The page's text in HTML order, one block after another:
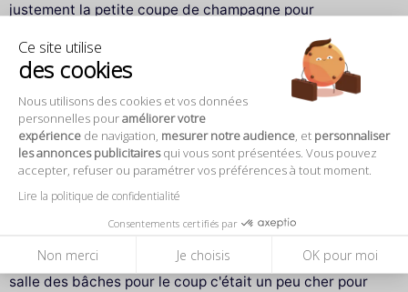
Ce site utilise
des cookies
Nous utilisons des cookies et vos données
personnelles pouraméliorer votre
expérience de navigation, mesurer notre audience , et personnaliser
les annonces publicitairesqui vous sont présentées. Vous pouvez
accepter, refuser ou paramétrer vos préférences à tout moment.
Lire la politique de confidentialité
Consentements certifiés par
Non merci Je choisis OK pour moi
justement la petite coupe de champagne pour
finir. La danseuse de cancan ne s 'est pas ménagé
entre les tables chaleureuses de la salle et celles moins
bien configurées pour l'exercice de la zone bâchée,
pareil pour la chanteuse qui a fait très bien son
maximum dans les mêmes conditions, le pianiste prévu
n'était pas visible depuis la tente (j'exagère un peu) et
pour le DJ et danse, là depuis les bâches on n'étaient
plus dans le coup. Enfin et c'est très important tout le
personnel a été très professionnel et d'une grande
Globalement, a l'intérieur sans doute très bien, de la
salle des bâches pour le coup c'était un peu cher pour